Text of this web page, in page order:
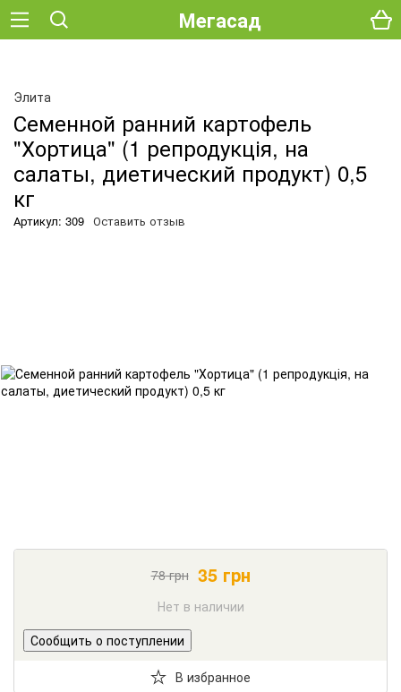
Мегасад
Элита
Семенной ранний картофель
"Хортица" (1 репродукція, на
салаты, диетический продукт) 0,5
кг
Артикул: 309 Оставить отзыв
78грн 35грн
Нет в наличии
Сообщить о поступлении
В избранное